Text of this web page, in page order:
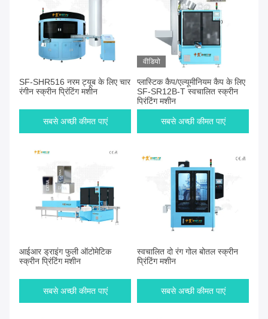
SF-SHR516 नरम ट्यूब के लिए चार
रंगीन स्क्रीन प्रिंटिंग मशीन
सबसे अच्छी कीमत पाएं
वीडियो
प्लास्टिक कैप/एल्यूमीनियम कैप के लिए
SF-SR12B-T स्वचालित स्क्रीन
प्रिंटिंग मशीन
सबसे अच्छी कीमत पाएं
आईआर ड्राइंग फुली ऑटोमेटिक
स्क्रीन प्रिंटिंग मशीन
सबसे अच्छी कीमत पाएं
स्वचालित दो रंग गोल बोतल स्क्रीन
प्रिंटिंग मशीन
सबसे अच्छी कीमत पाएं